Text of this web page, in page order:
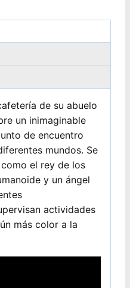
de su abuelo
un inimaginable
de encuentro
mundos. Se
el rey de los
y un ángel
actividades
más color a la